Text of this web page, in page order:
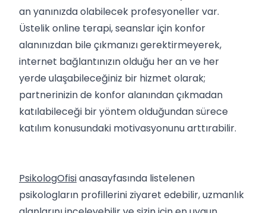
an yanınızda olabilecek profesyoneller var.
Üstelik online terapi, seanslar için konfor
alanınızdan bile çıkmanızı gerektirmeyerek,
internet bağlantınızın olduğu her an ve her
yerde ulaşabileceğiniz bir hizmet olarak;
partnerinizin de konfor alanından çıkmadan
katılabileceği bir yöntem olduğundan sürece
katılım konusundaki motivasyonunu arttırabilir.
PsikologOfisianasayfasında listelenen
psikologların profillerini ziyaret edebilir, uzmanlık